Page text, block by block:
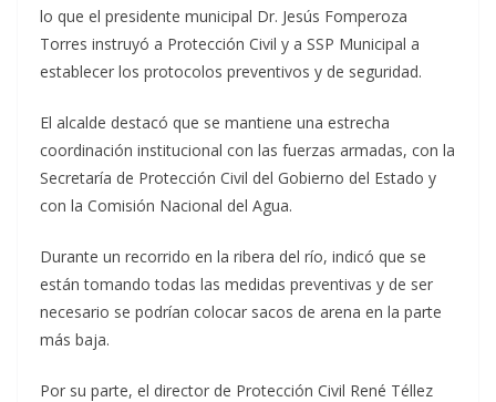
lo que el presidente municipal Dr. Jesús Fomperoza
Torres instruyó a Protección Civil y a SSP Municipal a
establecer los protocolos preventivos y de seguridad.
El alcalde destacó que se mantiene una estrecha
coordinación institucional con las fuerzas armadas, con la
Secretaría de Protección Civil del Gobierno del Estado y
con la Comisión Nacional del Agua.
Durante un recorrido en la ribera del río, indicó que se
están tomando todas las medidas preventivas y de ser
necesario se podrían colocar sacos de arena en la parte
más baja.
Por su parte, el director de Protección Civil René Téllez